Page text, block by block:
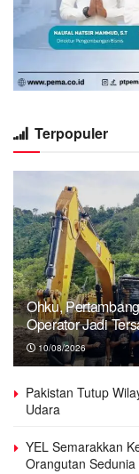
Terpopuler
Ohku,
Operator Jadi
10/08/2026
Pakistan Tutup
Udara
YEL Semarakkan
Orangutan